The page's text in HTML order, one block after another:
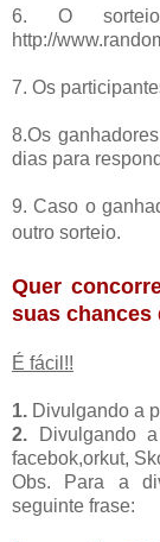
6. O
http://
7. Os
8.Os
dias para
9. Caso o
outro sorteio.
Quer
suas chances
É fácil!!
1. Divulgando a
2. Divulgando
facebok,orkut,
Obs. Para a
seguinte frase: